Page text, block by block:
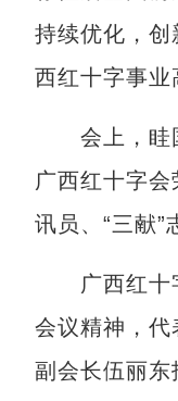
持续优化，
西红十字事业
会上，眭国
广西红十字
讯员、“三献”
广西红十字
会议精神，代
副会长伍丽